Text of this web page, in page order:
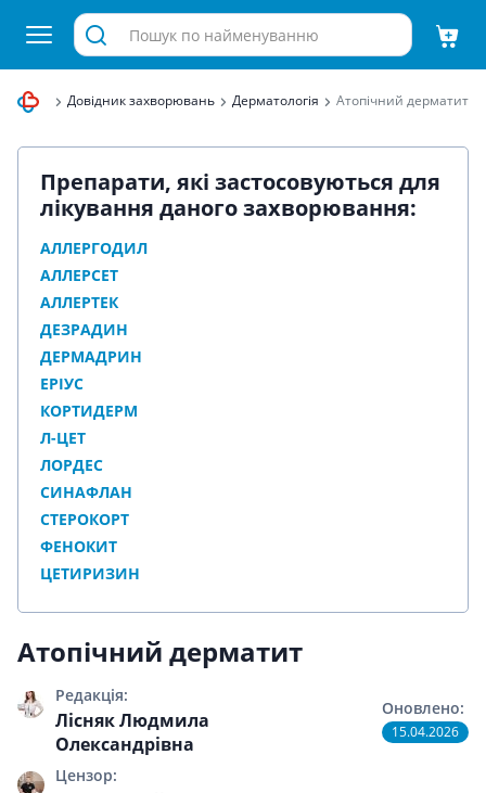
Довідник захворювань Дерматологія Атопічний дерматит
Препарати, які застосовуються для
лікування даного захворювання:
АЛЛЕРГОДИЛ
АЛЛЕРСЕТ
АЛЛЕРТЕК
ДЕЗРАДИН
ДЕРМАДРИН
ЕРІУС
КОРТИДЕРМ
Л-ЦЕТ
ЛОРДЕС
СИНАФЛАН
СТЕРОКОРТ
ФЕНОКИТ
ЦЕТИРИЗИН
Атопічний дерматит
Редакція:
Лісняк Людмила
Олександрівна
Цензор:
Оновлено:
15.04.2026